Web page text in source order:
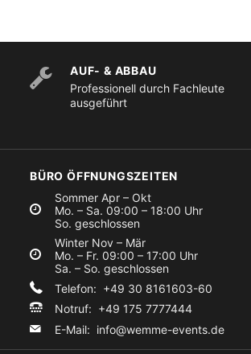
AUF- & ABBAU
Professionell durch Fachleute
ausgeführt
BÜRO ÖFFNUNGSZEITEN
Sommer Apr – Okt
Mo. – Sa. 09:00 – 18:00 Uhr
So. geschlossen
Winter Nov – Mär
Mo. – Fr. 09:00 – 17:00 Uhr
Sa. – So. geschlossen
Telefon: +49 30 8161603-60
Notruf: +49 175 7777444
E-Mail: info@wemme-events.de